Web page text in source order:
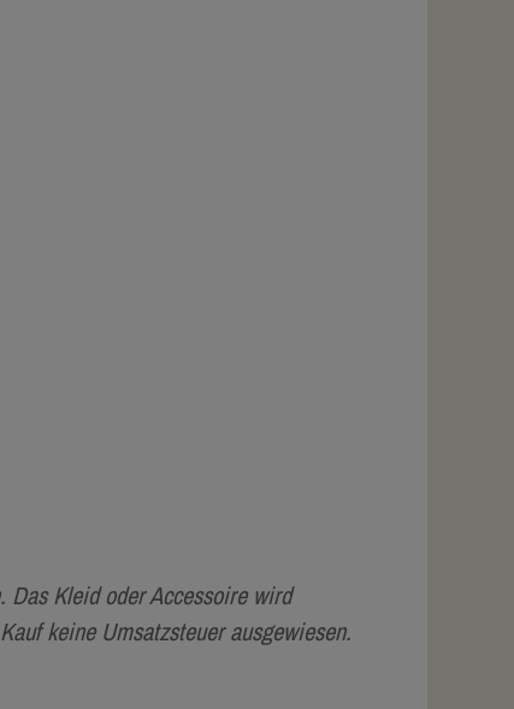
Das Kleid oder Accessoire wird
keine Umsatzsteuer ausgewiesen.